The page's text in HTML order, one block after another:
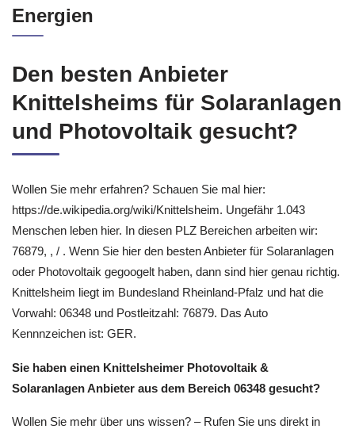
Energien
Den besten Anbieter
Knittelsheims für Solaranlagen
und Photovoltaik gesucht?
Wollen Sie mehr erfahren? Schauen Sie mal hier:
https://de.wikipedia.org/wiki/Knittelsheim. Ungefähr 1.043
Menschen leben hier. In diesen PLZ Bereichen arbeiten wir:
76879, , / . Wenn Sie hier den besten Anbieter für Solaranlagen
oder Photovoltaik gegoogelt haben, dann sind hier genau richtig.
Knittelsheim liegt im Bundesland Rheinland-Pfalz und hat die
Vorwahl: 06348 und Postleitzahl: 76879. Das Auto
Kennnzeichen ist: GER.
Sie haben einen Knittelsheimer Photovoltaik &
Solaranlagen Anbieter aus dem Bereich 06348 gesucht?
Wollen Sie mehr über uns wissen? – Rufen Sie uns direkt in